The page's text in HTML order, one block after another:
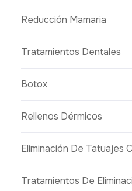
Reducción Mamaria
Tratamientos Dentales
Botox
Rellenos Dérmicos
Eliminación De Tatuajes
Tratamientos De